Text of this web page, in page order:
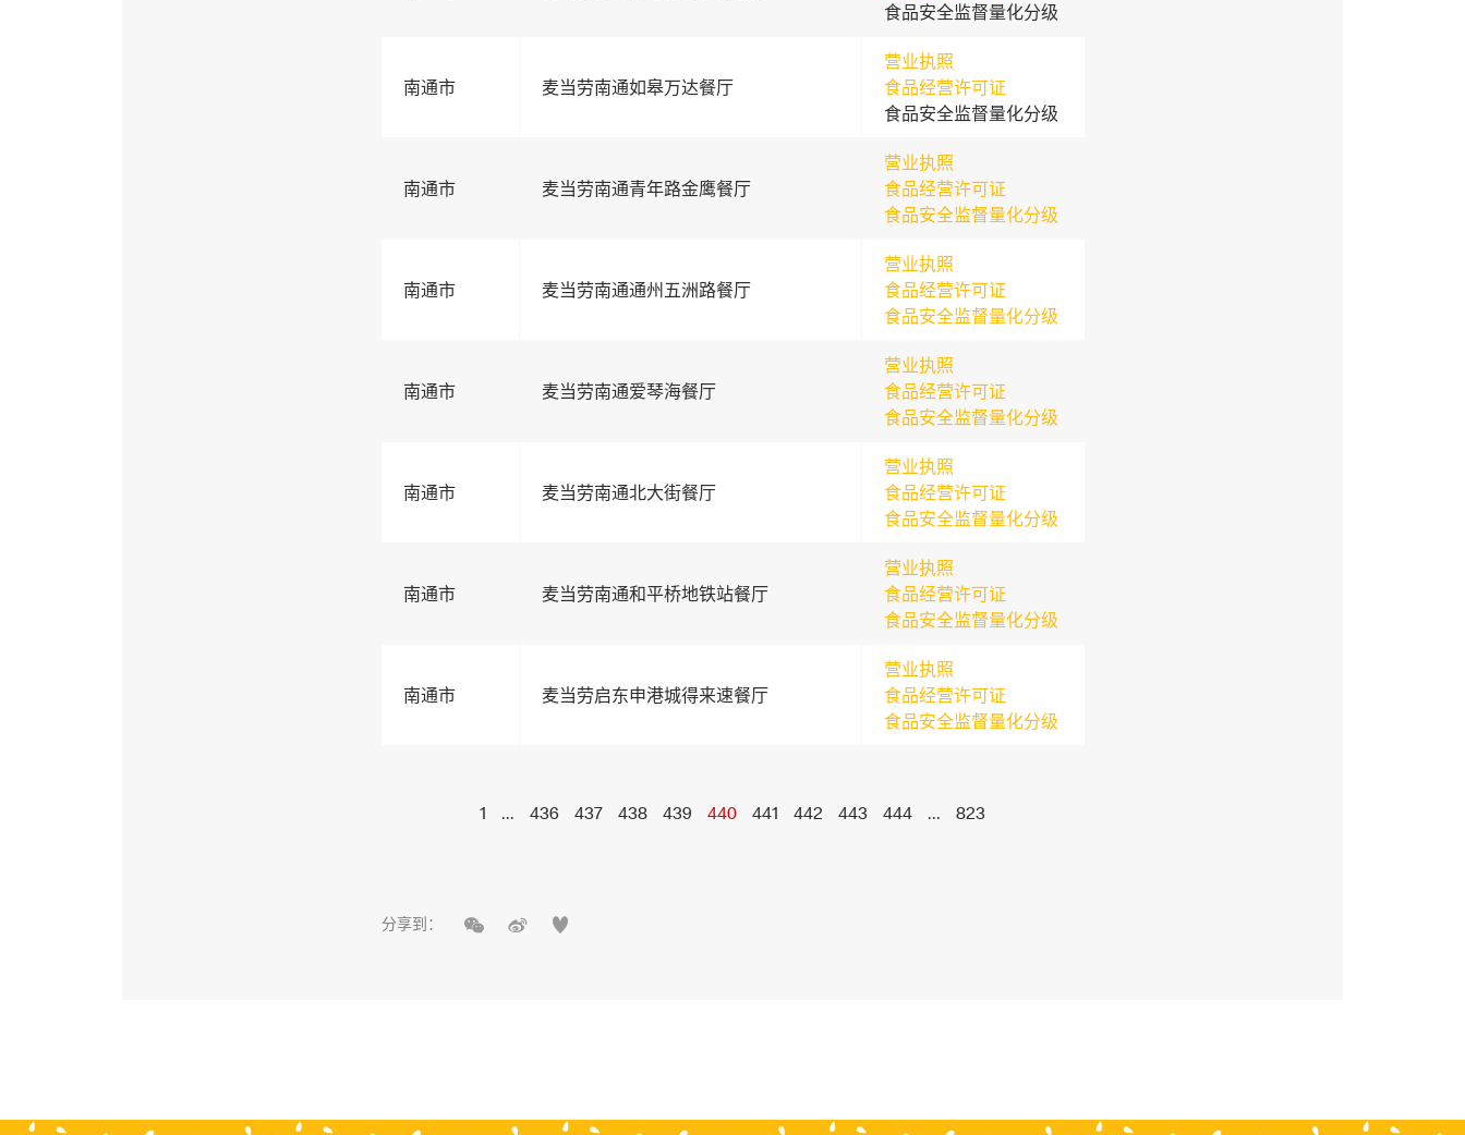
食品安全监督量化分级
南通市 麦当劳南通如皋万达餐厅
营业执照
食品经营许可证
食品安全监督量化分级
南通市 麦当劳南通青年路金鹰餐厅
营业执照
食品经营许可证
食品安全监督量化分级
南通市 麦当劳南通通州五洲路餐厅
营业执照
食品经营许可证
食品安全监督量化分级
南通市 麦当劳南通爱琴海餐厅
营业执照
食品经营许可证
食品安全监督量化分级
南通市 麦当劳南通北大街餐厅
营业执照
食品经营许可证
食品安全监督量化分级
南通市 麦当劳南通和平桥地铁站餐厅
营业执照
食品经营许可证
食品安全监督量化分级
南通市 麦当劳启东申港城得来速餐厅
营业执照
食品经营许可证
食品安全监督量化分级
1 ... 436 437 438 439 440 441 442 443 444 ... 823
分享到：   